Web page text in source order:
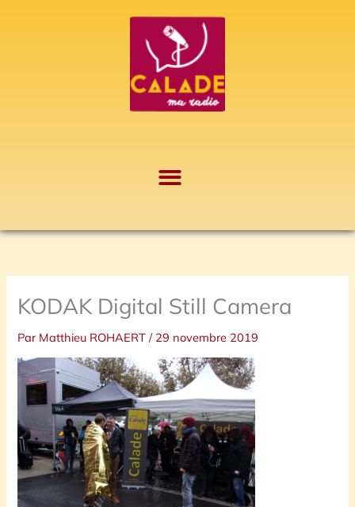
KODAK Digital Still Camera
Par Matthieu ROHAERT/ 29 novembre 2019